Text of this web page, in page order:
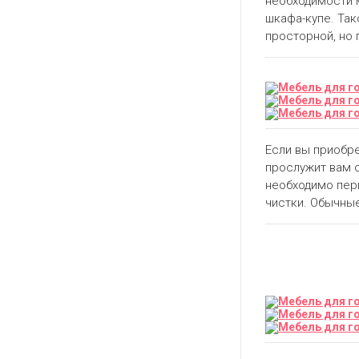
шкафа-купе.
просторной,
Если вы
прослужит вам
необходимо
чистки.